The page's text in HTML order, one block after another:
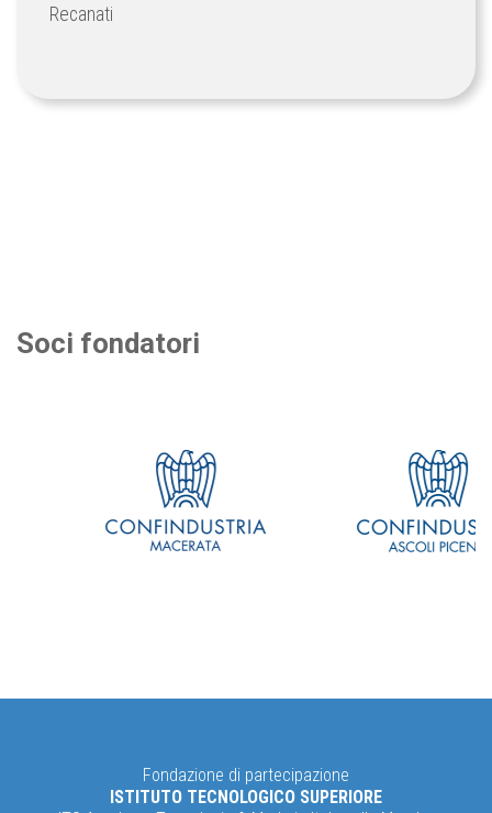
Recanati
Soci fondatori
Fondazione di partecipazione
ISTITUTO TECNOLOGICO SUPERIORE